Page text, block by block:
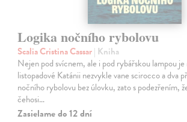
Logika nočního rybolovu
Scalia Cristina Cassar| Kniha
Nejen pod svícnem, ale i pod rybářskou lampou
listopadové Katánii nezvykle vane scirocco a dva
nočního rybolovu bez úlovku, zato s podezřením,
čehosi…
Zasielame do 12 dní